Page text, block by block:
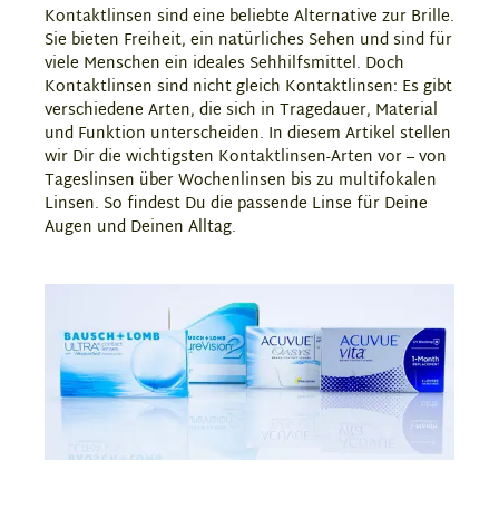
Kontaktlinsen sind eine beliebte Alternative zur Brille.
Sie bieten Freiheit, ein natürliches Sehen und sind für
viele Menschen ein ideales Sehhilfsmittel. Doch
Kontaktlinsen sind nicht gleich Kontaktlinsen: Es gibt
verschiedene Arten, die sich in Tragedauer, Material
und Funktion unterscheiden. In diesem Artikel stellen
wir Dir die wichtigsten Kontaktlinsen-Arten vor – von
Tageslinsen über Wochenlinsen bis zu multifokalen
Linsen. So findest Du die passende Linse für Deine
Augen und Deinen Alltag.